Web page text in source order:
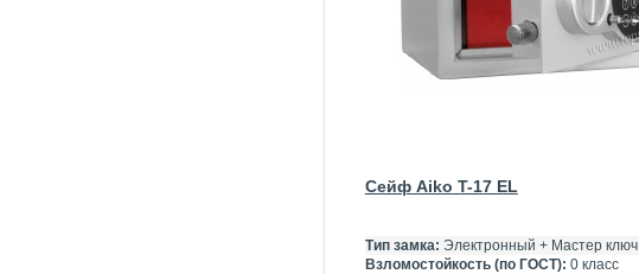
Сейф Aiko T-17 EL
Тип замка: Электронный + Мастер ключ
Взломостойкость (по ГОСТ): 0 класс